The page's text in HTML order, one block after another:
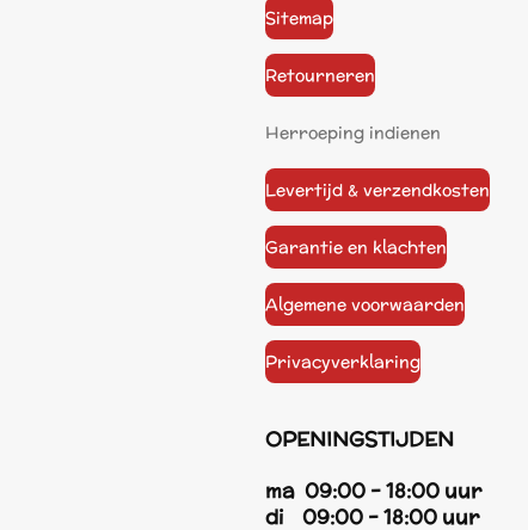
Sitemap
Retourneren
Herroeping indienen
Levertijd & verzendkosten
Garantie en klachten
Algemene voorwaarden
Privacyverklaring
OPENINGSTIJDEN
ma 09:00 - 18:00 uur
di 09:00 - 18:00 uur